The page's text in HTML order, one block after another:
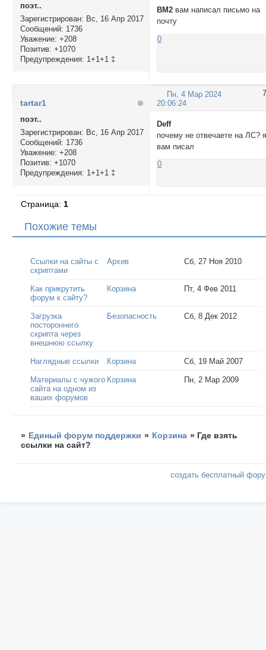
поэт..
Зарегистрирован: Вс, 16 Апр 2017
Сообщений: 1736
Уважение: +208
Позитив: +1070
Предупреждения: 1+1+1 ‡
BM2 вам написал письмо на
почту
0
7
Пн, 4 Мар 2024
20:06:24
tartar1
поэт..
Зарегистрирован: Вс, 16 Апр 2017
Сообщений: 1736
Уважение: +208
Позитив: +1070
Предупреждения: 1+1+1 ‡
Deff
почему не отвечаете на ЛС?
вам писал
0
Страница: 1
Похожие темы
Ссылки на сайты с
скриптами
Архив Сб, 27 Ноя 2010
Как прикрутить
форум к сайту?
Корзина Пт, 4 Фев 2011
Загрузка
постороннего
скрипта через
внешнюю ссылку
Безопасность Сб, 8 Дек 2012
Наглядные ссылки Корзина Сб, 19 Май 2007
Материалы с чужого
сайта на одном из
ваших форумов
Корзина Пн, 2 Мар 2009
» Единый форум поддержки » Корзина » Где взять
ссылки на сайт?
создать бесплатный